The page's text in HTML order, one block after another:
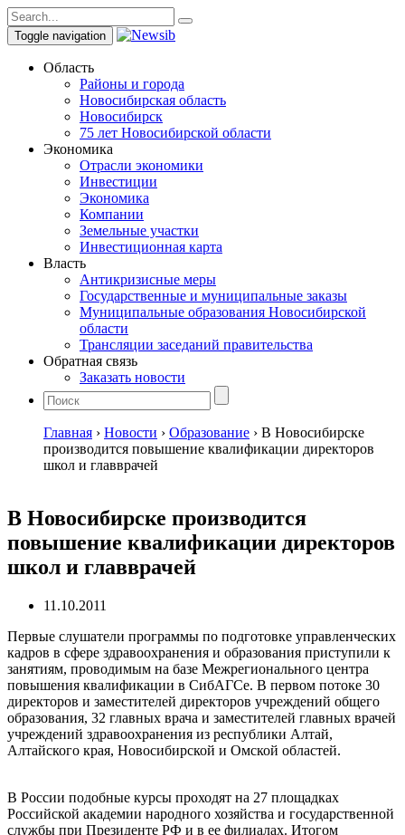
Toggle navigation
Область
Районы и города
Новосибирская область
Новосибирск
75 лет Новосибирской области
Экономика
Отрасли экономики
Инвестиции
Экономика
Компании
Земельные участки
Инвестиционная карта
Власть
Антикризисные меры
Государственные и муниципальные заказы
Муниципальные образования Новосибирской
области
Трансляции заседаний правительства
Обратная связь
Заказать новости
Главная › Новости › Образование › В Новосибирске
производится повышение квалификации директоров
школ и главврачей
В Новосибирске производится
повышение квалификации директоров
школ и главврачей
11.10.2011
Первые слушатели программы по подготовке управленческих
кадров в сфере здравоохранения и образования приступили к
занятиям, проводимым на базе Межрегионального центра
повышения квалификации в СибАГСе. В первом потоке 30
директоров и заместителей директоров учреждений общего
образования, 32 главных врача и заместителей главных врачей
учреждений здравоохранения из республики Алтай,
Алтайского края, Новосибирской и Омской областей.
В России подобные курсы проходят на 27 площадках
Российской академии народного хозяйства и государственной
службы при Президенте РФ и в ее филиалах. Итогом